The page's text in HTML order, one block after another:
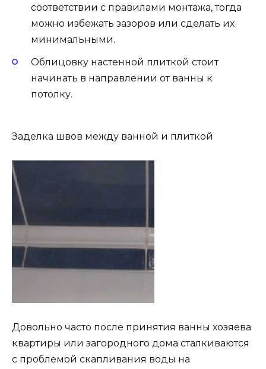
соответствии с правилами монтажа, тогда
можно избежать зазоров или сделать их
минимальными.
Облицовку настенной плиткой стоит
начинать в направлении от ванны к
потолку.
Заделка швов между ванной и плиткой
Довольно часто после принятия ванны хозяева
квартиры или загородного дома сталкиваются
с проблемой скапливания воды на